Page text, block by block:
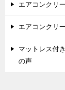
エアコンクリ
エアコンクリ
マットレス付
の声